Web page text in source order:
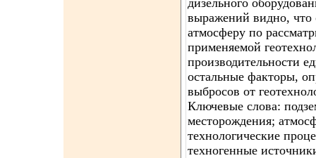
дизельного
выражений видно, что
атмосферу по
применяемой
производительности
остальные факторы,
выбросов от
Ключевые слова:
месторождения;
технологические
техногенные